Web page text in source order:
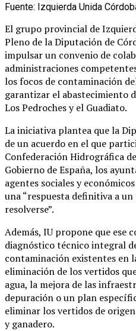
Fuente: Izquierda Unida
El grupo provincial de
Pleno de la Diputación de
impulsar un convenio de
administraciones
los focos de contaminación
garantizar el abastecimiento
Los Pedroches y el Guadiato.
La iniciativa plantea que la
de un acuerdo en el que
Confederación Hidrográfica
Gobierno de España, los
agentes sociales y
una “respuesta definitiva a
resolverse”.
Además, IU propone que ese
diagnóstico técnico integral
contaminación existentes en
eliminación de los vertidos
agua, la mejora de las
depuración o un plan
eliminar los vertidos de
y ganadero.